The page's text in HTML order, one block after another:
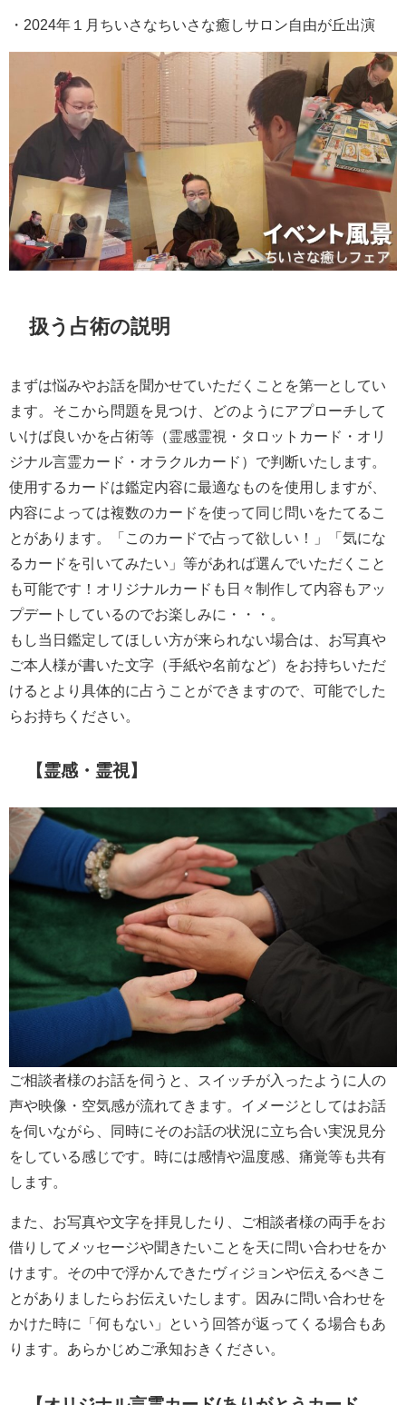
・2024年１月ちいさなちいさな癒しサロン自由が丘出演
扱う占術の説明
まずは悩みやお話を聞かせていただくことを第一としてい
ます。そこから問題を見つけ、どのようにアプローチして
いけば良いかを占術等（霊感霊視・タロットカード・オリ
ジナル言霊カード・オラクルカード）で判断いたします。
使用するカードは鑑定内容に最適なものを使用しますが、
内容によっては複数のカードを使って同じ問いをたてるこ
とがあります。「このカードで占って欲しい！」「気にな
るカードを引いてみたい」等があれば選んでいただくこと
も可能です！オリジナルカードも日々制作して内容もアッ
プデートしているのでお楽しみに・・・。
もし当日鑑定してほしい方が来られない場合は、お写真や
ご本人様が書いた文字（手紙や名前など）をお持ちいただ
けるとより具体的に占うことができますので、可能でした
らお持ちください。
【霊感・霊視】
ご相談者様のお話を伺うと、スイッチが入ったように人の
声や映像・空気感が流れてきます。イメージとしてはお話
を伺いながら、同時にそのお話の状況に立ち合い実況見分
をしている感じです。時には感情や温度感、痛覚等も共有
します。
また、お写真や文字を拝見したり、ご相談者様の両手をお
借りしてメッセージや聞きたいことを天に問い合わせをか
けます。その中で浮かんできたヴィジョンや伝えるべきこ
とがありましたらお伝えいたします。因みに問い合わせを
かけた時に「何もない」という回答が返ってくる場合もあ
ります。あらかじめご承知おきください。